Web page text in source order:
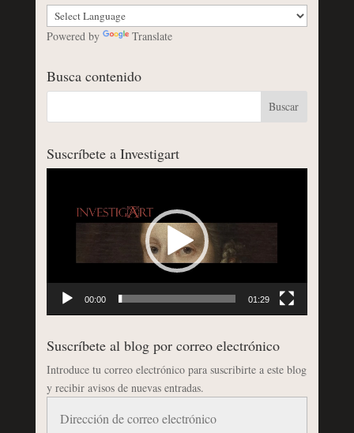
Powered by Translate
Busca contenido
Suscríbete a Investigart
00:00 01:29
Suscríbete al blog por correo electrónico
Introduce tu correo electrónico para suscribirte a este blog
y recibir avisos de nuevas entradas.